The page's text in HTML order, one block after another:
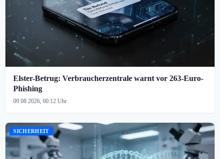
Elster-Betrug: Verbraucherzentrale warnt vor 263-Euro-
Phishing
09.08.2026, 00:12 Uhr
SICHERHEIT